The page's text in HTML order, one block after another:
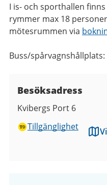
I is- och sporthallen finns
rymmer max 18
mötesrummen via
Buss/
Besöksadress
Kvibergs Port 6
Tillgänglighet